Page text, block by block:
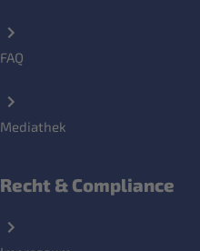
FAQ
Mediathek
Recht & Compliance